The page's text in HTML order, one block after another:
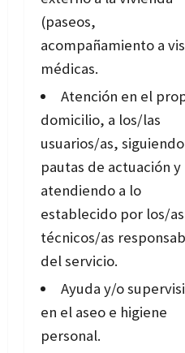
(paseos,
acompañamiento a
médicas.
Atención en el
domicilio, a los/las
usuarios/as,
pautas de actuación y
atendiendo a lo
establecido por los/as
técnicos/as
del servicio.
Ayuda y/o
en el aseo e higiene
personal.